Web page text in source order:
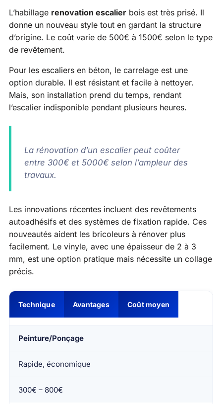
L’habillage renovation escalier bois est très prisé. Il
donne un nouveau style tout en gardant la structure
d’origine. Le coût varie de 500€ à 1500€ selon le type
de revêtement.
Pour les escaliers en béton, le carrelage est une
option durable. Il est résistant et facile à nettoyer.
Mais, son installation prend du temps, rendant
l’escalier indisponible pendant plusieurs heures.
La rénovation d’un escalier peut coûter
entre 300€ et 5000€ selon l’ampleur des
travaux.
Les innovations récentes incluent des revêtements
autoadhésifs et des systèmes de fixation rapide. Ces
nouveautés aident les bricoleurs à rénover plus
facilement. Le vinyle, avec une épaisseur de 2 à 3
mm, est une option pratique mais nécessite un collage
précis.
Technique Avantages Coût moyen
Peinture/Ponçage
Rapide, économique
300€ – 800€